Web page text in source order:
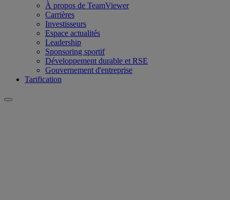
À propos de TeamViewer
Carrières
Investisseurs
Espace actualités
Leadership
Sponsoring sportif
Développement durable et RSE
Gouvernement d'entreprise
Tarification